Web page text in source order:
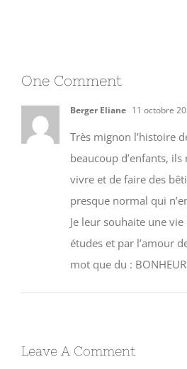
Berger Eliane
Très mignon l’histoire
beaucoup d’enfants, ils
vivre et de faire des
presque normal qui
Je leur souhaite une
études et par l’amour
mot que du : BONHEUR
Comment